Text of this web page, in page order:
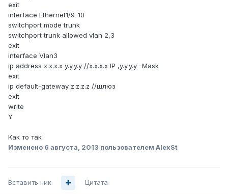
exit
interface Ethernet1/9-10
switchport mode trunk
switchport trunk allowed vlan 2,3
exit
interface Vlan3
ip address x.x.x.x y.y.y.y //x.x.x.x IP ,y.y.y.y -Mask
exit
ip default-gateway z.z.z.z //шлюз
exit
write
Y
Как то так
Изменено 6 августа, 2013 пользователем AlexSt
Вставить ник Цитата